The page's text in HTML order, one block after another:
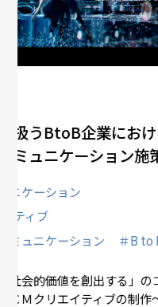
2025年大阪・関西
ンPR活動
＃官公庁・自治体
想定の2倍を超
「大阪ヘルス